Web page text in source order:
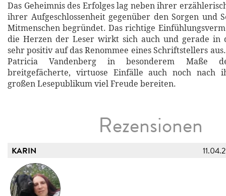
Das Geheimnis des Erfolges lag neben ihrer
ihrer Aufgeschlossenheit gegenüber den Sorgen und
Mitmenschen begründet. Das richtige
die Herzen der Leser wirkt sich auch und gerade in
sehr positiv auf das Renommee eines Schriftstellers
Patricia Vandenberg in besonderem Maße
breitgefächerte, virtuose Einfälle auch noch nach
großen Lesepublikum viel Freude bereiten.
Rezensionen
KARIN